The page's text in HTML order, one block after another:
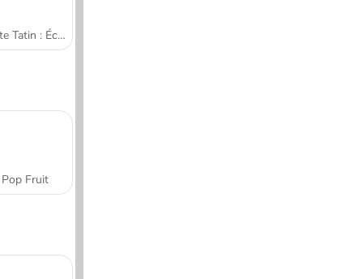
Tarte Tatin : École de cuisine de Sara
Pop Fruit